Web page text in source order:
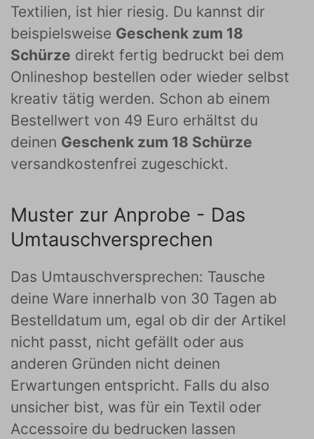
Textilien, ist hier riesig. Du kannst dir
beispielsweise Geschenk zum 18
Schürze direkt fertig bedruckt bei dem
Onlineshop bestellen oder wieder selbst
kreativ tätig werden. Schon ab einem
Bestellwert von 49 Euro erhältst du
deinen Geschenk zum 18 Schürze
versandkostenfrei zugeschickt.
Muster zur Anprobe - Das
Umtauschversprechen
Das Umtauschversprechen: Tausche
deine Ware innerhalb von 30 Tagen ab
Bestelldatum um, egal ob dir der Artikel
nicht passt, nicht gefällt oder aus
anderen Gründen nicht deinen
Erwartungen entspricht. Falls du also
unsicher bist, was für ein Textil oder
Accessoire du bedrucken lassen